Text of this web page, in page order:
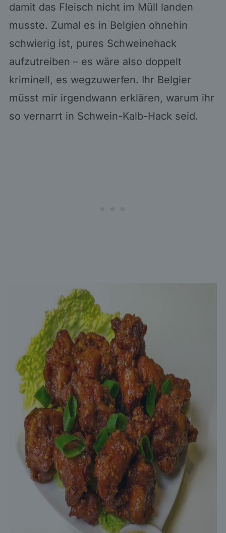
damit das Fleisch nicht im Müll landen
musste. Zumal es in Belgien ohnehin
schwierig ist, pures Schweinehack
aufzutreiben – es wäre also doppelt
kriminell, es wegzuwerfen. Ihr Belgier
müsst mir irgendwann erklären, warum ihr
so vernarrt in Schwein-Kalb-Hack seid.